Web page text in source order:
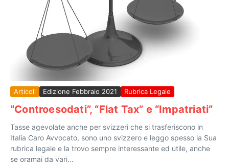
Articoli Edizione Febbraio 2021 Rubrica Legale
“Controesodati”, “Flat Tax” e “Impatriati”
Tasse agevolate anche per svizzeri che si trasferiscono in
Italia Caro Avvocato, sono uno svizzero e leggo spesso la Sua
rubrica legale e la trovo sempre interessante ed utile, anche
se oramai da vari...